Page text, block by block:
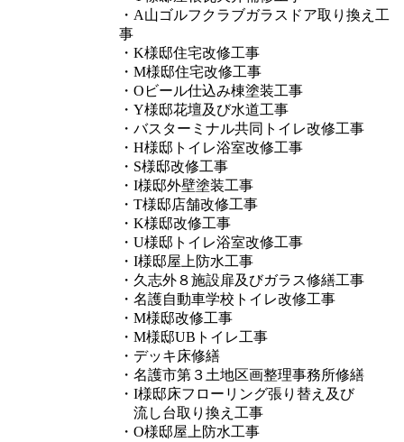
・A山ゴルフクラブガラスドア取り換え工
事
・K様邸住宅改修工事
・M様邸住宅改修工事
・Oビール仕込み棟塗装工事
・Y様邸花壇及び水道工事
・バスターミナル共同トイレ改修工事
・H様邸トイレ浴室改修工事
・S様邸改修工事
・I様邸外壁塗装工事
・T様邸店舗改修工事
・K様邸改修工事
・U様邸トイレ浴室改修工事
・I様邸屋上防水工事
・久志外８施設扉及びガラス修繕工事
・名護自動車学校トイレ改修工事
・M様邸改修工事
・M様邸UBトイレ工事
・デッキ床修繕
・名護市第３土地区画整理事務所修繕
・I様邸床フローリング張り替え及び
流し台取り換え工事
・O様邸屋上防水工事